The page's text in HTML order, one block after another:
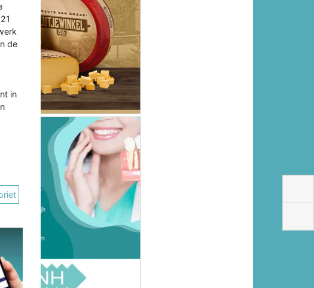
de
in
MEEST GELEZEN
Getuigen gezocht van
woningoverval na ontvoering
20-jarige vrouw
Woning in Poortugaal beschoten,
politie zoekt getuigen
het Streekmuseum